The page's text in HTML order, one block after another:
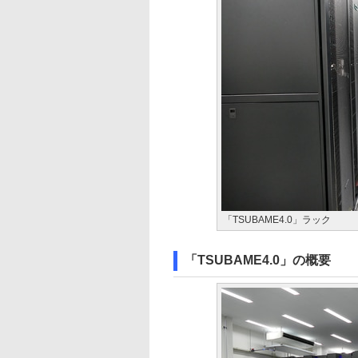
「TSUBAME4.0」ラック
「TSUBAME4.0」の概要